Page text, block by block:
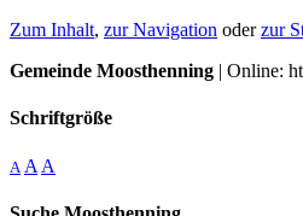
Zum Inhalt, zur Navigation oderzur
Gemeinde Moosthenning | Online:
Schriftgröße
A A A